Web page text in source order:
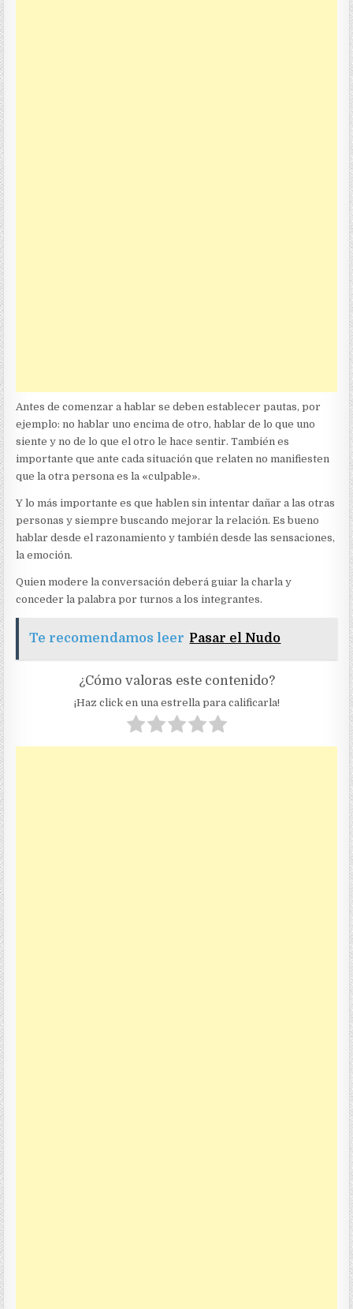
Antes de comenzar a hablar se deben establecer pautas, por
ejemplo: no hablar uno encima de otro, hablar de lo que uno
siente y no de lo que el otro le hace sentir. También es
importante que ante cada situación que relaten no manifiesten
que la otra persona es la «culpable».
Y lo más importante es que hablen sin intentar dañar a las otras
personas y siempre buscando mejorar la relación. Es bueno
hablar desde el razonamiento y también desde las sensaciones,
la emoción.
Quien modere la conversación deberá guiar la charla y
conceder la palabra por turnos a los integrantes.
Te recomendamos leer Pasar el Nudo
¿Cómo valoras este contenido?
¡Haz click en una estrella para calificarla!